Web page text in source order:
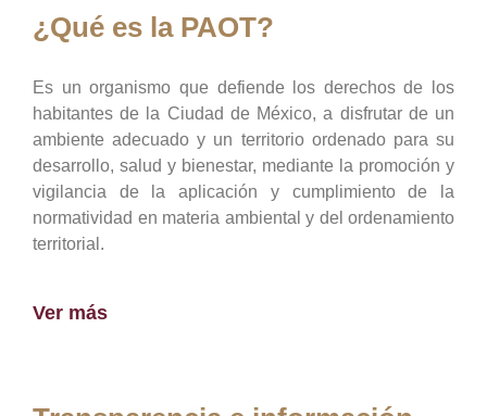
¿Qué es la PAOT?
Es un organismo que defiende los derechos de los
habitantes de la Ciudad de México, a disfrutar de un
ambiente adecuado y un territorio ordenado para su
desarrollo, salud y bienestar, mediante la promoción y
vigilancia de la aplicación y cumplimiento de la
normatividad en materia ambiental y del ordenamiento
territorial.
Ver más